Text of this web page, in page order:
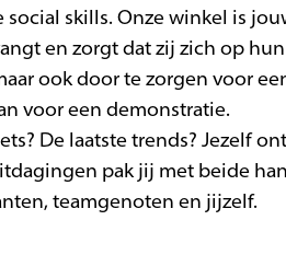
skills. Onze winkel is
en zorgt dat zij zich op
ook door te zorgen voor
voor een demonstratie.
De laatste trends? Jezelf
pak jij met beide
teamgenoten en jijzelf.